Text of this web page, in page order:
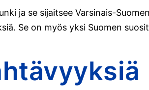
ja se sijaitsee Varsinais-
Se on myös yksi Suomen